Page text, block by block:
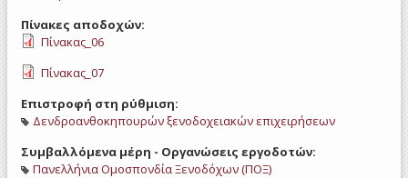
Πίνακες αποδοχών:
Πίνακας_06
Πίνακας_07
Επιστροφή στη ρύθμιση:
Δενδροανθοκηπουρών ξενοδοχειακών επιχειρήσεων
Συμβαλλόμενα μέρη - Οργανώσεις εργοδοτών:
Πανελλήνια Ομοσπονδία Ξενοδόχων (ΠΟΞ)